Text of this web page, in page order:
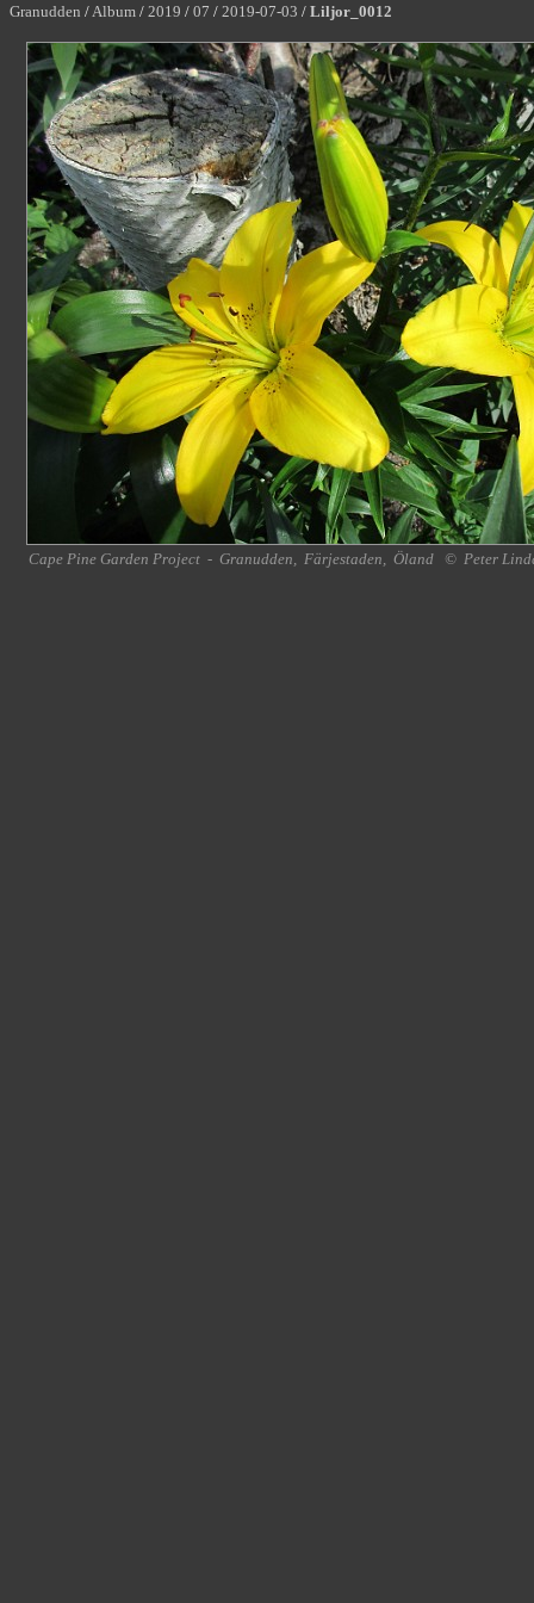
Granudden /Album / 2019 / 07 / 2019-07-03 / Liljor_0012
Cape Pine Garden Project - Granudden, Färjestaden, Öland © Peter